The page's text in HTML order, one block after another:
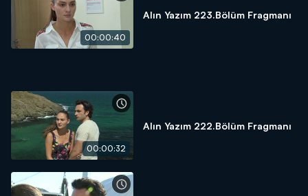
00:00:40
Alın Yazım 223.Bölüm Fragmanı
00:00:32
Alın Yazım 222.Bölüm Fragmanı